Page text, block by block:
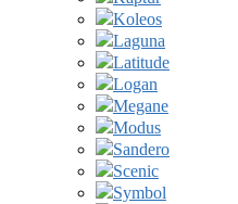
Koleos
Laguna
Latitude
Logan
Megane
Modus
Sandero
Scenic
Symbol